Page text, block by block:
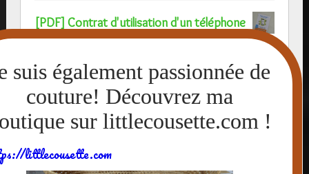
[PDF] Contrat d'utilisation d'un téléphone
portable ou smartphone à faire signer par votre
enfant
€
[PDF] Kit anniversaire TikTok Réseaux
Sociaux à imprimer- Invitations, bannière, affiche
XXL TikTok et smartphone à télécharger
littlecousette.com